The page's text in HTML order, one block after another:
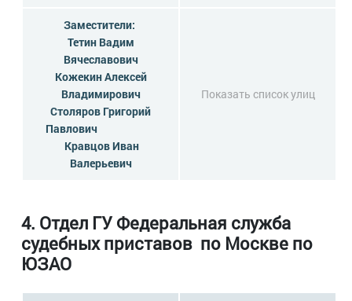
Заместители:
Тетин Вадим
Вячеславович
Кожекин Алексей
Владимирович
Столяров Григорий
Павлович
Кравцов Иван
Валерьевич
Показать список улиц
4. Отдел ГУ Федеральная служба
судебных приставов по Москве по
ЮЗАО